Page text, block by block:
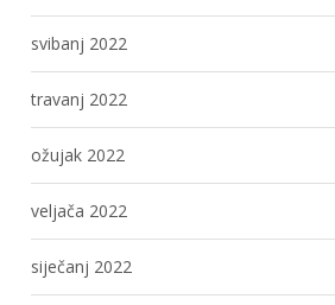
svibanj 2022
travanj 2022
ožujak 2022
veljača 2022
siječanj 2022